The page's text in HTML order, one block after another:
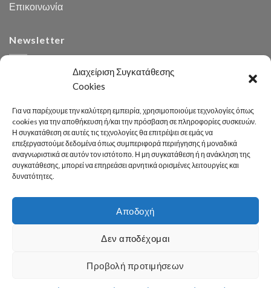
Διαχείριση Συγκατάθεσης
Cookies
Για να παρέχουμε την καλύτερη εμπειρία, χρησιμοποιούμε τεχνολογίες όπως
cookies για την αποθήκευση ή/και την πρόσβαση σε πληροφορίες συσκευών.
Η συγκατάθεση σε αυτές τις τεχνολογίες θα επιτρέψει σε εμάς να
επεξεργαστούμε δεδομένα όπως συμπεριφορά περιήγησης ή μοναδικά
αναγνωριστικά σε αυτόν τον ιστότοπο. Η μη συγκατάθεση ή η ανάκληση της
συγκατάθεσης, μπορεί να επηρεάσει αρνητικά ορισμένες λειτουργίες και
δυνατότητες.
Αποδοχή
Δεν αποδέχομαι
Προβολή προτιμήσεων
Επικοινωνία
Newsletter
Αναζήτηση
Developed 2026 by
Πολιτισμός – Παιδεία Αθλητισμός
Χρήσιμες Πληροφορίες
Επικοινωνία